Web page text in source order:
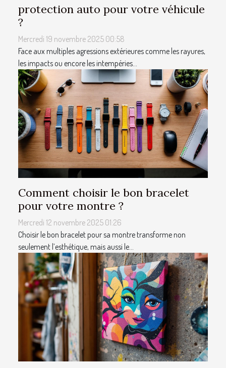
protection auto pour votre véhicule
?
Mercredi 19 novembre 2025 00:58
Face aux multiples agressions extérieures comme les rayures,
les impacts ou encore les intempéries...
Comment choisir le bon bracelet
pour votre montre ?
Mercredi 12 novembre 2025 01:26
Choisir le bon bracelet pour sa montre transforme non
seulement l’esthétique, mais aussi le...